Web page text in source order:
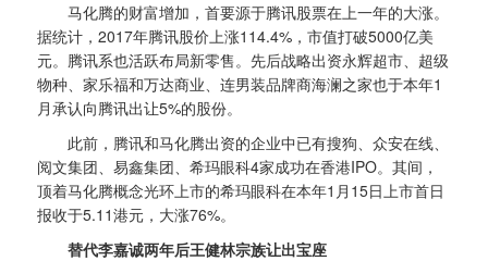
马化腾的财富增加，首要源于腾讯股票在上一年的大涨。
据统计，2017年腾讯股价上涨114.4%，市值打破5000亿美
元。腾讯系也活跃布局新零售。先后战略出资永辉超市、超级
物种、家乐福和万达商业、连男装品牌商海澜之家也于本年1
月承认向腾讯出让5%的股份。
此前，腾讯和马化腾出资的企业中已有搜狗、众安在线、
阅文集团、易鑫集团、希玛眼科4家成功在香港IPO。其间，
顶着马化腾概念光环上市的希玛眼科在本年1月15日上市首日
报收于5.11港元，大涨76%。
替代李嘉诚两年后王健林宗族让出宝座